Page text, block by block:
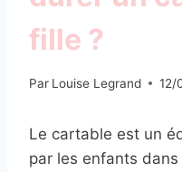
fille ?
Par Louise Legrand 12/
Le cartable est un
par les enfants